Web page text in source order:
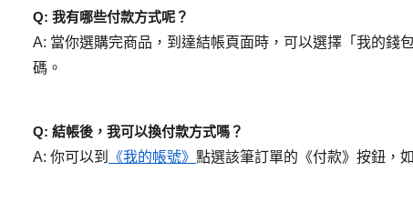
Q: 我有哪些付款方式呢？
A: 當你選購完商品，到達結帳頁面時，可以選擇「我的錢
碼。
Q: 結帳後，我可以換付款方式嗎？
A: 你可以到
《我的帳號》 點選該筆訂單的《付款》按鈕，